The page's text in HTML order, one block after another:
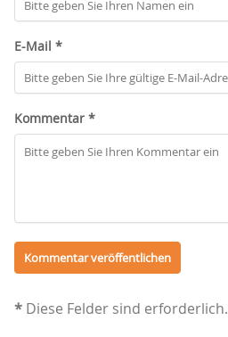
E-Mail *
Kommentar *
* Diese Felder sind erforderlich.